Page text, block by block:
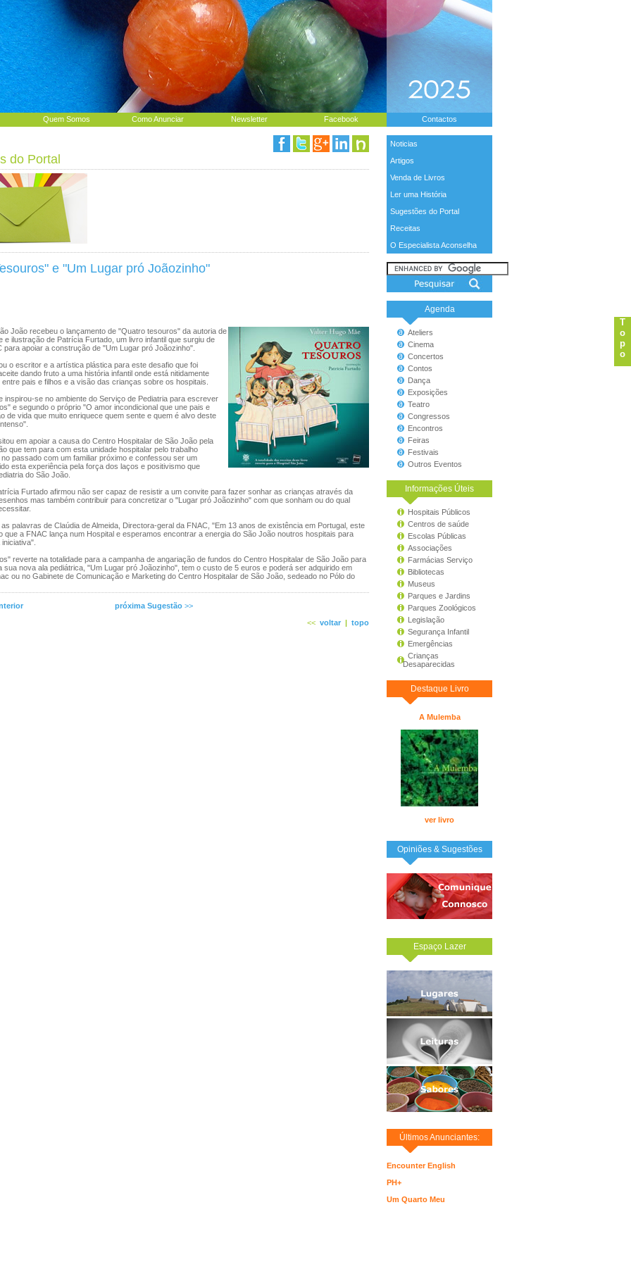
Quem Somos Como Anunciar Newsletter Facebook Contactos
Noticias
Artigos
Venda de Livros
Ler uma História
Sugestões do Portal
Receitas
O Especialista Aconselha
Agenda
Ateliers
Cinema
Concertos
Contos
Dança
Exposições
Teatro
Congressos
Encontros
Feiras
Festivais
Outros Eventos
Informações Úteis
Hospitais Públicos
Centros de saúde
Escolas Públicas
Associações
Farmácias Serviço
Bibliotecas
Museus
Parques e Jardins
Parques Zoológicos
Legislação
Segurança Infantil
Emergências
Crianças
Desaparecidas
Destaque Livro
A Mulemba
ver livro
Opiniões & Sugestões
Espaço Lazer
Últimos Anunciantes:
Encounter English
PH+
Um Quarto Meu
do Portal
e "Um Lugar pró Joãozinho"
João recebeu o lançamento de "Quatro tesouros" da autoria de
e ilustração de Patrícia Furtado, um livro infantil que surgiu de
para apoiar a construção de "Um Lugar pró Joãozinho".
o escritor e a artística plástica para este desafio que foi
dando fruto a uma história infantil onde está nitidamente
pais e filhos e a visão das crianças sobre os hospitais.
inspirou-se no ambiente do Serviço de Pediatria para escrever
e segundo o próprio "O amor incondicional que une pais e
de vida que muito enriquece quem sente e quem é alvo deste
em apoiar a causa do Centro Hospitalar de São João pela
que tem para com esta unidade hospitalar pelo trabalho
passado com um familiar próximo e confessou ser um
esta experiência pela força dos laços e positivismo que
do São João.
Furtado afirmou não ser capaz de resistir a um convite para fazer sonhar as crianças através da
mas também contribuir para concretizar o "Lugar pró Joãozinho" com que sonham ou do qual
palavras de Claúdia de Almeida, Directora-geral da FNAC, "Em 13 anos de existência em Portugal, este
que a FNAC lança num Hospital e esperamos encontrar a energia do São João noutros hospitais para
reverte na totalidade para a campanha de angariação de fundos do Centro Hospitalar de São João para
sua nova ala pediátrica, "Um Lugar pró Joãozinho", tem o custo de 5 euros e poderá ser adquirido em
ou no Gabinete de Comunicação e Marketing do Centro Hospitalar de São João, sedeado no Pólo do
próxima Sugestão >>
<< voltar | topo
T
o
p
o